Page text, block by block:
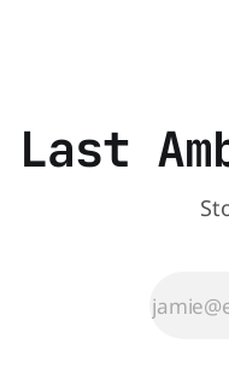
Last